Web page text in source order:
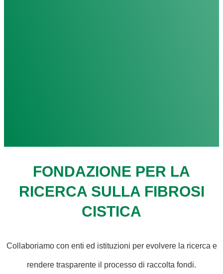
FONDAZIONE PER LA
RICERCA SULLA FIBROSI
CISTICA
Collaboriamo con enti ed istituzioni per evolvere la ricerca e
rendere trasparente il processo di raccolta fondi.